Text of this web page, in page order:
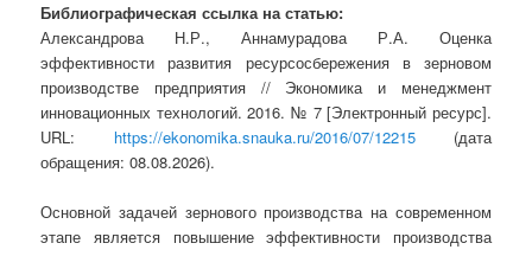
Библиографическая ссылка на статью:
Александрова Н.Р., Аннамурадова Р.А. Оценка
эффективности развития ресурсосбережения в зерновом
производстве предприятия // Экономика и менеджмент
инновационных технологий. 2016. № 7 [Электронный ресурс].
URL: https://ekonomika.snauka.ru/2016/07/12215(дата
обращения: 08.08.2026).
Основной задачей зернового производства на современном
этапе является повышение эффективности производства